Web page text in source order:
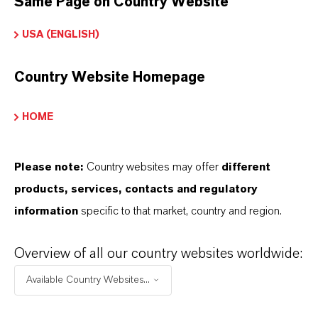
Commercial Contact
Patrick Wikenhauser
USA (ENGLISH)
Country Website Homepage
HOME
Please note: Country websites may offer different
products, services, contacts and regulatory
information specific to that market, country and region.
Overview of all our country websites worldwide:
Available Country Websites...